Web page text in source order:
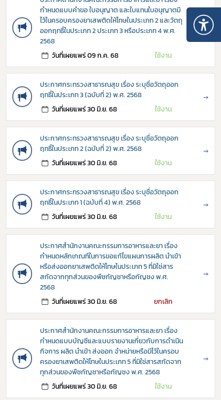
กำหนดแบบคำขอ ใบอนุญาต และใบแทนใบอนุญาตมี
ไว้ในครอบครองยาเสพติดให้โทษในประเภท 2 และวัตถุ
ออกฤทธิ์ในประเภท 2 ประเภท 3 หรือประเภท 4 พ.ศ.
2568
วันที่เผยแพร่ 09 ก.ค. 68
ใช้งาน
→
ประกาศกระทรวงสาธารณสุข เรื่อง ระบุชื่อวัตถุออก
ฤทธิ์ในประเภท 3 (ฉบับที่ 2) พ.ศ. 2568
วันที่เผยแพร่ 30 มิ.ย. 68
ใช้งาน
→
ประกาศกระทรวงสาธารณสุข เรื่อง ระบุชื่อวัตถุออก
ฤทธิ์ในประเภท 2 (ฉบับที่ 2) พ.ศ. 2568
วันที่เผยแพร่ 30 มิ.ย. 68
ใช้งาน
→
ประกาศกระทรวงสาธารณสุข เรื่อง ระบุชื่อวัตถุออก
ฤทธิ์ในประเภท 1 (ฉบับที่ 4) พ.ศ. 2568
วันที่เผยแพร่ 30 มิ.ย. 68
ใช้งาน
→
ประกาศสำนักงานคณะกรรมการอาหารและยา เรื่อง
กำหนดหลักเกณฑ์ในการขอแก้ไขแผนการผลิต นำเข้า
หรือส่งออกยาเสพติดให้โทษในประเภท 5 ที่มิใช่สาร
สกัดจากทุกส่วนของพืชกัญชาหรือกัญชง พ.ศ.
2568
วันที่เผยแพร่ 30 มิ.ย. 68
ยกเลิก
→
ประกาศสำนักงานคณะกรรมการอาหารและยา เรื่อง
กำหนดแบบบัญชีและแบบรายงานเกี่ยวกับการดำเนิน
กิจการ ผลิต นำเข้า ส่งออก จำหน่ายหรือมีไว้ในครอบ
ครองยาเสพติดให้โทษในประเภท 5 ที่มิใช่สารสกัดจาก
ทุกส่วนของพืชกัญชาหรือกัญชง พ.ศ. 2568
วันที่เผยแพร่ 30 มิ.ย. 68
ใช้งาน
→
กฎหมาย
การขออนุญาต